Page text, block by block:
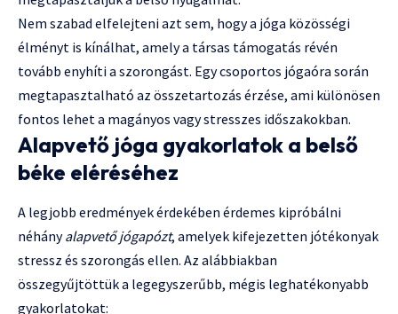
Nem szabad elfelejteni azt sem, hogy a jóga közösségi
élményt is kínálhat, amely a társas támogatás révén
tovább enyhíti a szorongást. Egy csoportos jógaóra során
megtapasztalható az összetartozás érzése, ami különösen
fontos lehet a magányos vagy stresszes időszakokban.
Alapvető jóga gyakorlatok a belső
béke eléréséhez
A legjobb eredmények érdekében érdemes kipróbálni
néhányalapvető jógapózt, amelyek kifejezetten jótékonyak
stressz és szorongás ellen. Az alábbiakban
összegyűjtöttük a legegyszerűbb, mégis leghatékonyabb
gyakorlatokat: